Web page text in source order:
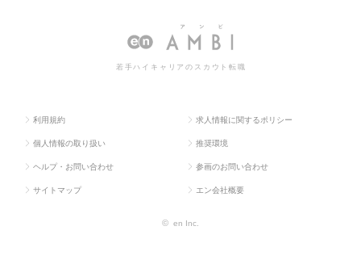
ィカル）の転職 収1000万以上＞の求人情報
若手ハイキャリアのスカウト転職
利用規約 求人情報に関するポリシー
個人情報の取り扱い 推奨環境
ヘルプ・お問い合わせ 参画のお問い合わせ
サイトマップ エン会社概要
© en Inc.